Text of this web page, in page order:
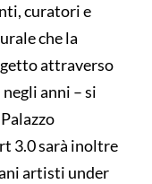
curatori e
che la
attraverso
anni – si
3.0 sarà inoltre
artisti under